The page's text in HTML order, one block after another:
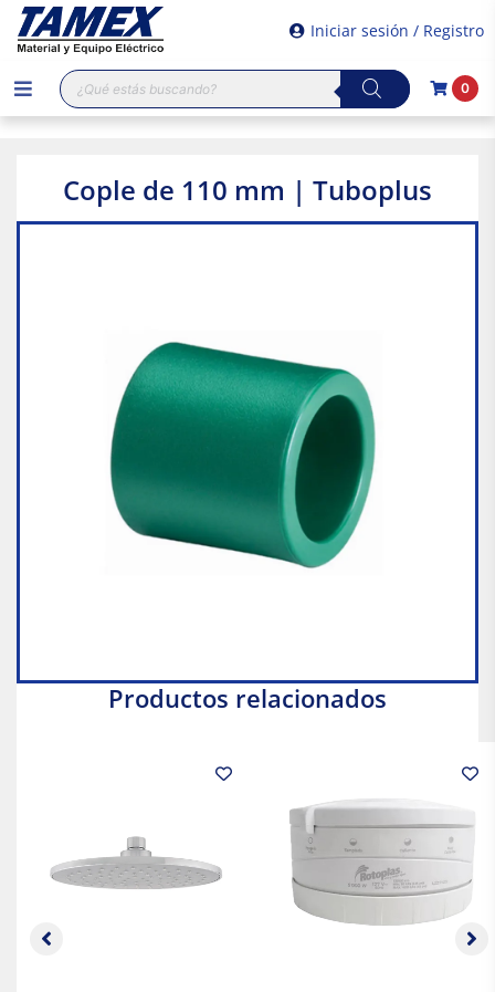
Iniciar sesión / Registro
Búsqueda
de
productos
0
Cople de 110 mm | Tuboplus
Productos relacionados